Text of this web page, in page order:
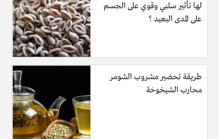
لها تأثير سلبي وقوي على الجسم
على المدى البعيد ؟
طريقة تحضير مشروب الشومر
محارب الشيخوخة